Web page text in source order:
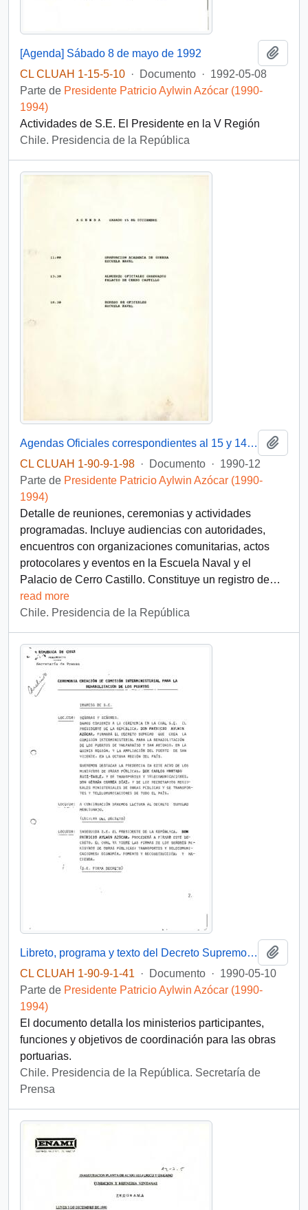
[Agenda] Sábado 8 de mayo de 1992
CL CLUAH 1-15-5-10 · Documento · 1992-05-08
Parte de Presidente Patricio Aylwin Azócar (1990-
1994)
Actividades de S.E. El Presidente en la V Región
Chile. Presidencia de la República
Agendas Oficiales correspondientes al 15 y 14 de diciembre
CL CLUAH 1-90-9-1-98 · Documento · 1990-12
Parte de Presidente Patricio Aylwin Azócar (1990-
1994)
Detalle de reuniones, ceremonias y actividades
programadas. Incluye audiencias con autoridades,
encuentros con organizaciones comunitarias, actos
protocolares y eventos en la Escuela Naval y el
Palacio de Cerro Castillo. Constituye un registro de…
read more
Chile. Presidencia de la República
Libreto, programa y texto del Decreto Supremo Nº 93, que formaliza la creación de la Comisión Interministerial para la Rehabilitación de los Puertos de Valparaíso, San Antonio y San Vicente
CL CLUAH 1-90-9-1-41
· Documento · 1990-05-10
Parte de Presidente Patricio Aylwin Azócar (1990-
1994)
El documento detalla los ministerios participantes,
funciones y objetivos de coordinación para las obras
portuarias.
Chile. Presidencia de la República. Secretaría de
Prensa